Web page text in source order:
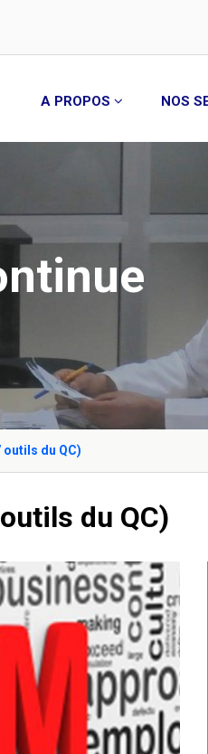
A PROPOS NOS
outils du QC)
du QC)